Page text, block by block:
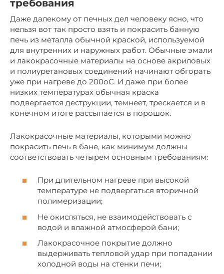
требования
Даже далекому от печных дел человеку ясно, что
нельзя вот так просто взять и покрасить банную
печь из металла обычной краской, используемой
для внутренних и наружных работ. Обычные эмали
и лакокрасочные материалы на основе акриловых
и полиуретановых соединений начинают обгорать
уже при нагреве до 200оС. И даже при более
низких температурах обычная краска
подвергается деструкции, темнеет, трескается и в
конечном итоге рассыпается в порошок.
Лакокрасочные материалы, которыми можно
покрасить печь в бане, как минимум должны
соответствовать четырем основным требованиям:
При длительном нагреве при высокой
температуре не подвергаться вторичной
полимеризации;
Не окисляться, не взаимодействовать с
водой и влажной атмосферой бани;
Лакокрасочное покрытие должно
выдерживать тепловой удар при попадании
холодной воды на стенки печи;